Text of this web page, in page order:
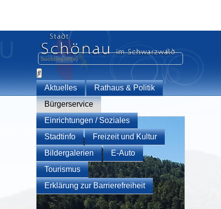
Aktuelles
Rathaus & Politik
Bürgerservice
Einrichtungen / Soziales
Stadtinfo
Freizeit und Kultur
Bildergalerien
E-Auto
Tourismus
Erklärung zur Barrierefreiheit